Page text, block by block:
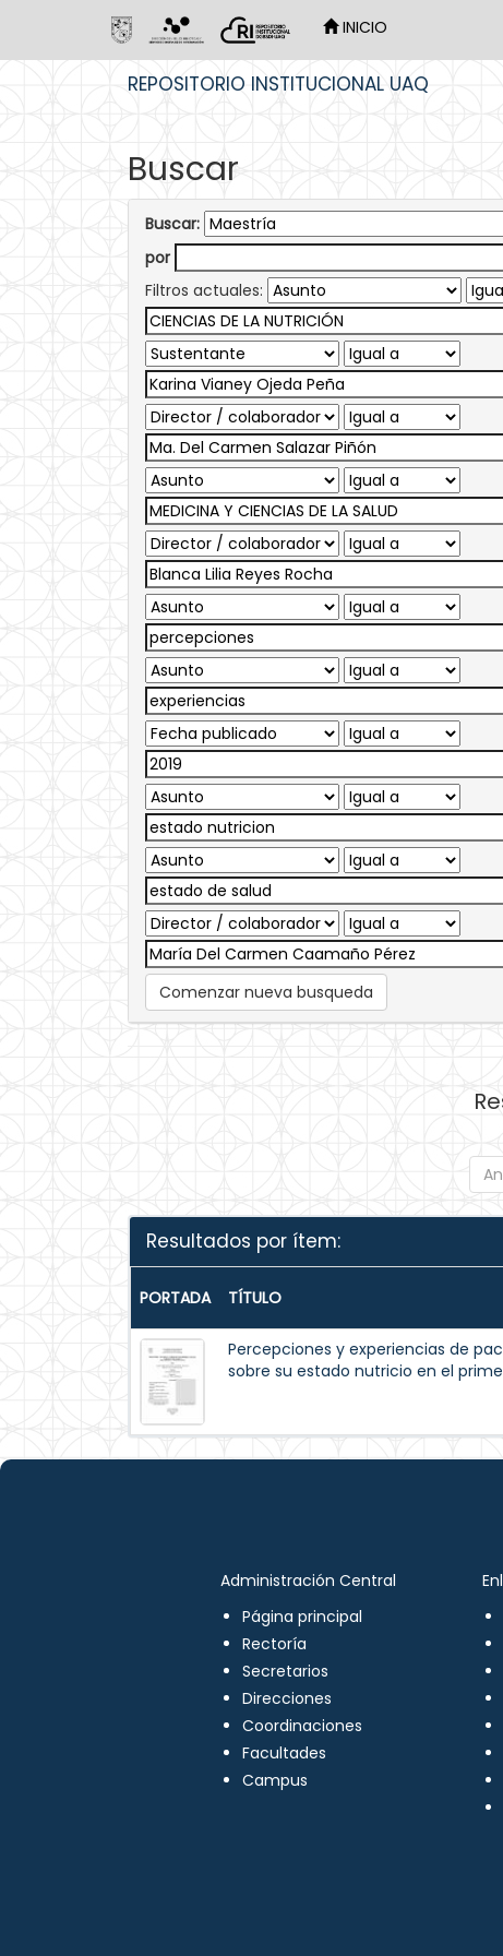
INICIO
REPOSITORIO INSTITUCIONAL UAQ
Buscar
Buscar:
por
Filtros actuales:
Comenzar nueva busqueda
Resultados por ítem:
PORTADA TÍTULO
Percepciones y experiencias de
sobre su estado nutricio en el
Administración Central
Página principal
Rectoría
Secretarios
Direcciones
Coordinaciones
Facultades
Campus